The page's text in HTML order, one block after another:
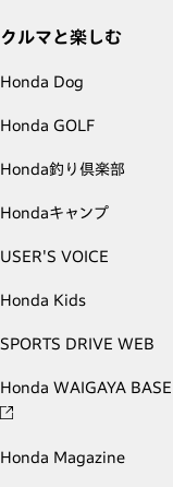
クルマと楽しむ
Honda Dog
Honda GOLF
Honda釣り倶楽部
Hondaキャンプ
USER'S VOICE
Honda Kids
SPORTS DRIVE WEB
Honda WAIGAYA BASE
Honda Magazine